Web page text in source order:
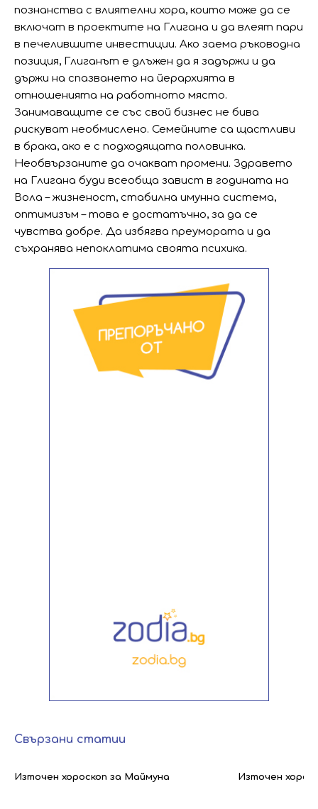
познанства с влиятелни хора, които може да се
включат в проектите на Глигана и да влеят пари
в печелившите инвестиции. Ако заема ръководна
позиция, Глиганът е длъжен да я задържи и да
държи на спазването на йерархията в
отношенията на работното място.
Занимаващите се със свой бизнес не бива
рискуват необмислено. Семейните са щастливи
в брака, ако е с подходящата половинка.
Необвързаните да очакват промени. Здравето
на Глигана буди всеобща завист в годината на
Вола – жизненост, стабилна имунна система,
оптимизъм – това е достатъчно, за да се
чувства добре. Да избягва преумората и да
съхранява непоклатима своята психика.
Свързани статии
Източен хороскоп за Маймуна Източен